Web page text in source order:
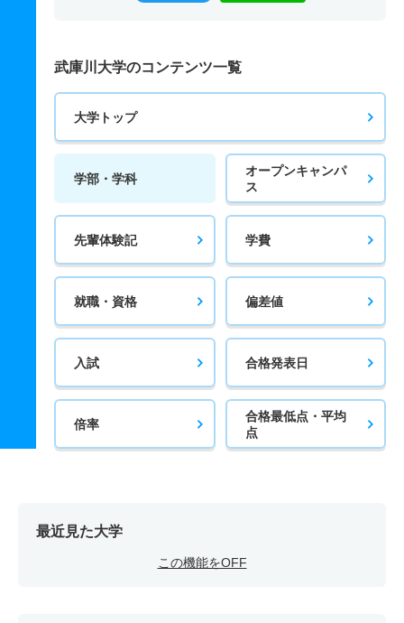
武庫川大学のコンテンツ一覧
大学トップ
学部・学科
オープンキャンパ
ス
先輩体験記 学費
就職・資格 偏差値
入試 合格発表日
倍率
合格最低点・平均
点
最近見た大学
この機能をOFF